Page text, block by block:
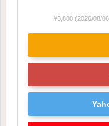
¥3,800 (2026/08/